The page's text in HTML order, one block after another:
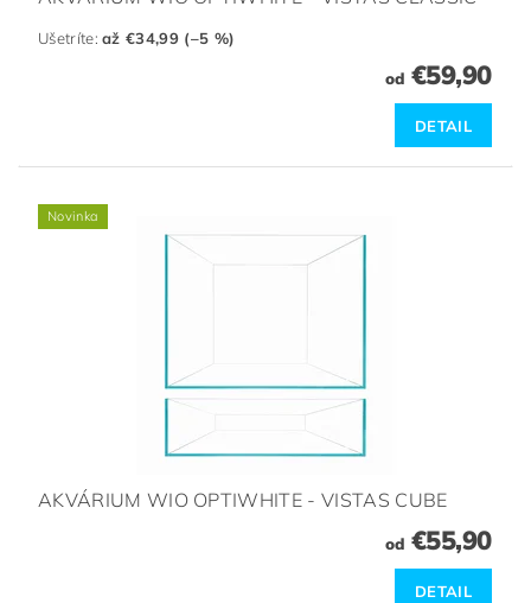
Ušetríte:až €34,99 (–5 %)
od €59,90
DETAIL
Novinka
AKVÁRIUM WIO OPTIWHITE - VISTAS CUBE
od €55,90
DETAIL